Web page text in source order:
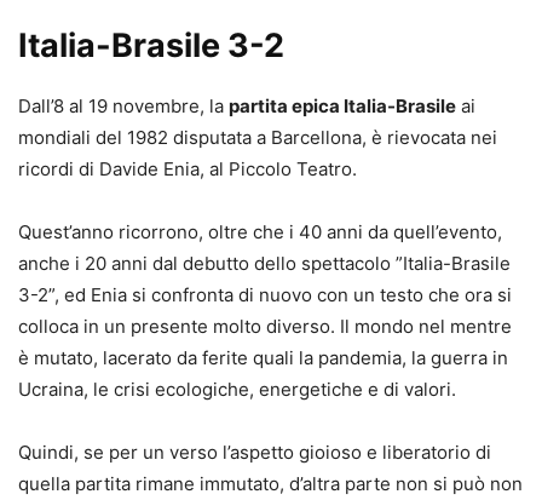
Italia-Brasile 3-2
Dall’8 al 19 novembre, la partita epica Italia-Brasile ai
mondiali del 1982 disputata a Barcellona, è rievocata nei
ricordi di Davide Enia, al Piccolo Teatro.
Quest’anno ricorrono, oltre che i 40 anni da quell’evento,
anche i 20 anni dal debutto dello spettacolo ”Italia-Brasile
3-2”, ed Enia si confronta di nuovo con un testo che ora si
colloca in un presente molto diverso. Il mondo nel mentre
è mutato, lacerato da ferite quali la pandemia, la guerra in
Ucraina, le crisi ecologiche, energetiche e di valori.
Quindi, se per un verso l’aspetto gioioso e liberatorio di
quella partita rimane immutato, d’altra parte non si può non